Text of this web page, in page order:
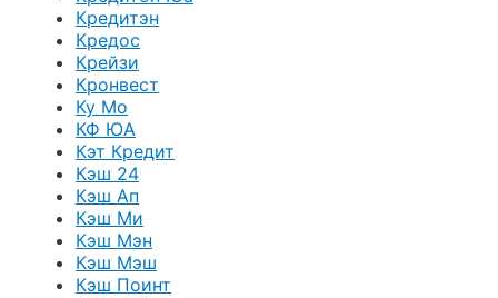
Кредитэн
Кредос
Крейзи
Кронвест
Ку Мо
КФ ЮА
Кэт Кредит
Кэш 24
Кэш Ап
Кэш Ми
Кэш Мэн
Кэш Мэш
Кэш Поинт